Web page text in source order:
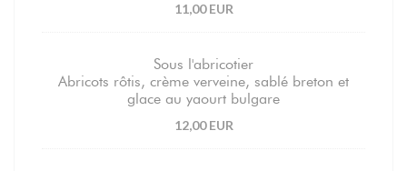
11,00 EUR
Sous l'abricotier
Abricots rôtis, crème verveine, sablé breton et
glace au yaourt bulgare
12,00 EUR